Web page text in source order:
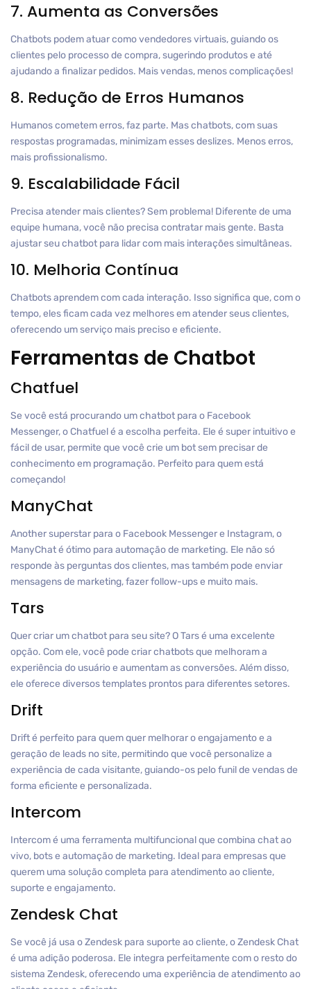
7. Aumenta as Conversões
Chatbots podem atuar como vendedores virtuais, guiando os
clientes pelo processo de compra, sugerindo produtos e até
ajudando a finalizar pedidos. Mais vendas, menos complicações!
8. Redução de Erros Humanos
Humanos cometem erros, faz parte. Mas chatbots, com suas
respostas programadas, minimizam esses deslizes. Menos erros,
mais profissionalismo.
9. Escalabilidade Fácil
Precisa atender mais clientes? Sem problema! Diferente de uma
equipe humana, você não precisa contratar mais gente. Basta
ajustar seu chatbot para lidar com mais interações simultâneas.
10. Melhoria Contínua
Chatbots aprendem com cada interação. Isso significa que, com o
tempo, eles ficam cada vez melhores em atender seus clientes,
oferecendo um serviço mais preciso e eficiente.
Ferramentas de Chatbot
Chatfuel
Se você está procurando um chatbot para o Facebook
Messenger, o Chatfuel é a escolha perfeita. Ele é super intuitivo e
fácil de usar, permite que você crie um bot sem precisar de
conhecimento em programação. Perfeito para quem está
começando!
ManyChat
Another superstar para o Facebook Messenger e Instagram, o
ManyChat é ótimo para automação de marketing. Ele não só
responde às perguntas dos clientes, mas também pode enviar
mensagens de marketing, fazer follow-ups e muito mais.
Tars
Quer criar um chatbot para seu site? O Tars é uma excelente
opção. Com ele, você pode criar chatbots que melhoram a
experiência do usuário e aumentam as conversões. Além disso,
ele oferece diversos templates prontos para diferentes setores.
Drift
Drift é perfeito para quem quer melhorar o engajamento e a
geração de leads no site, permitindo que você personalize a
experiência de cada visitante, guiando-os pelo funil de vendas de
forma eficiente e personalizada.
Intercom
Intercom é uma ferramenta multifuncional que combina chat ao
vivo, bots e automação de marketing. Ideal para empresas que
querem uma solução completa para atendimento ao cliente,
suporte e engajamento.
Zendesk Chat
Se você já usa o Zendesk para suporte ao cliente, o Zendesk Chat
é uma adição poderosa. Ele integra perfeitamente com o resto do
sistema Zendesk, oferecendo uma experiência de atendimento ao